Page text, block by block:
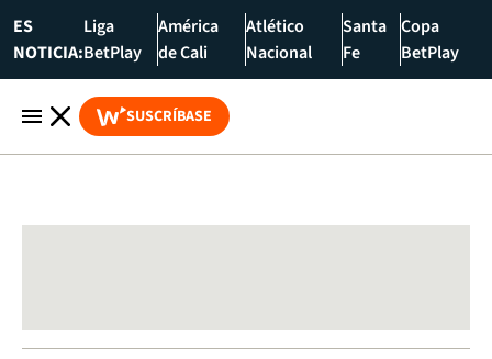
ES
NOTICIA:
Liga
BetPlay
América
de Cali
Atlético
Nacional
Santa
Fe
Copa
BetPlay
SUSCRÍBASE